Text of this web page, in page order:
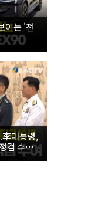
이는 '전
대통령,
검 수치
검 수치